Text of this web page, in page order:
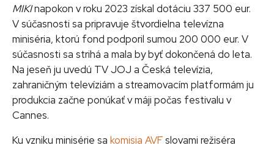
MIKInapokon v roku 2023 získal dotáciu 337 500 eur.
V súčasnosti sa pripravuje štvordielna televízna
miniséria, ktorú fond podporil sumou 200 000 eur. V
súčasnosti sa strihá a mala by byť dokončená do leta.
Na jeseň ju uvedú TV JOJ a Česká televízia,
zahraničným televíziám a streamovacím platformám ju
produkcia začne ponúkať v máji počas festivalu v
Cannes.
Ku vzniku minisérie sa komisia AVFslovami režiséra